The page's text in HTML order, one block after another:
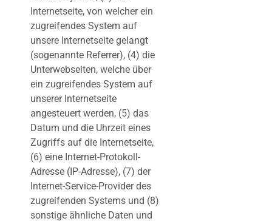
Internetseite, von welcher ein
zugreifendes System auf
unsere Internetseite gelangt
(sogenannte Referrer), (4) die
Unterwebseiten, welche über
ein zugreifendes System auf
unserer Internetseite
angesteuert werden, (5) das
Datum und die Uhrzeit eines
Zugriffs auf die Internetseite,
(6) eine Internet-Protokoll-
Adresse (IP-Adresse), (7) der
Internet-Service-Provider des
zugreifenden Systems und (8)
sonstige ähnliche Daten und